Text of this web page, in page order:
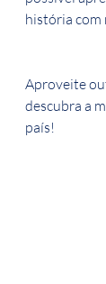
história com
Aproveite
descubra a
país!